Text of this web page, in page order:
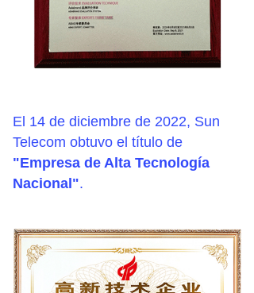
El 14 de diciembre de 2022, Sun
Telecom obtuvo el título de
"Empresa de Alta Tecnología
Nacional".